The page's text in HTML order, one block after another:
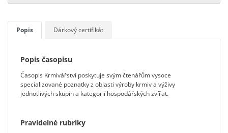
Popis Dárkový certifikát
Popis časopisu
Časopis Krmivářství poskytuje svým čtenářům vysoce
specializované poznatky z oblasti výroby krmiv a výživy
jednotlivých skupin a kategorií hospodářských zvířat.
Pravidelné rubriky